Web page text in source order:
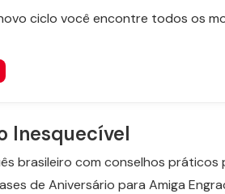
ciclo você encontre todos os
Inesquecível
brasileiro com conselhos práticos
de Aniversário para Amiga